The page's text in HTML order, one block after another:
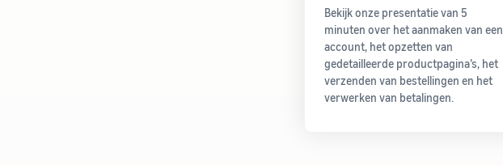
Bekijk onze presentatie van 5
minuten over het aanmaken van een
account, het opzetten van
gedetailleerde productpagina’s, het
verzenden van bestellingen en het
verwerken van betalingen.